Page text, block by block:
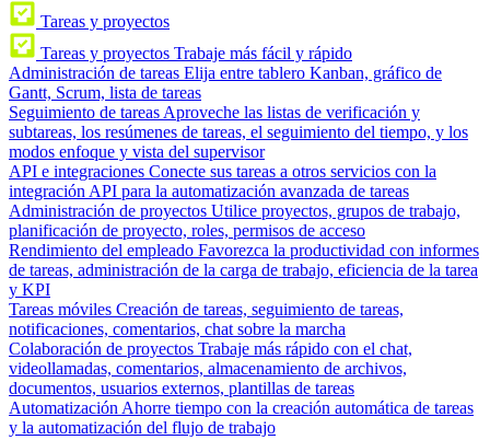
Tareas y proyectos
Tareas y proyectos Trabaje más fácil y rápido
Administración de tareas Elija entre tablero Kanban, gráfico de
Gantt, Scrum, lista de tareas
Seguimiento de tareas Aproveche las listas de verificación y
subtareas, los resúmenes de tareas, el seguimiento del tiempo, y los
modos enfoque y vista del supervisor
API e integraciones Conecte sus tareas a otros servicios con la
integración API para la automatización avanzada de tareas
Administración de proyectos Utilice proyectos, grupos de trabajo,
planificación de proyecto, roles, permisos de acceso
Rendimiento del empleado Favorezca la productividad con informes
de tareas, administración de la carga de trabajo, eficiencia de la tarea
y KPI
Tareas móviles Creación de tareas, seguimiento de tareas,
notificaciones, comentarios, chat sobre la marcha
Colaboración de proyectos Trabaje más rápido con el chat,
videollamadas, comentarios, almacenamiento de archivos,
documentos, usuarios externos, plantillas de tareas
Automatización Ahorre tiempo con la creación automática de tareas
y la automatización del flujo de trabajo